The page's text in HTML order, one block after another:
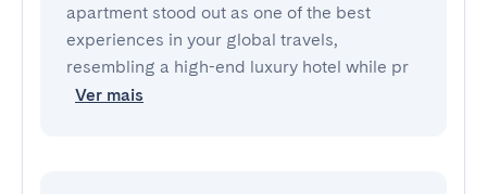
apartment stood out as one of the best
experiences in your global travels,
resembling a high-end luxury hotel while pr
Ver mais